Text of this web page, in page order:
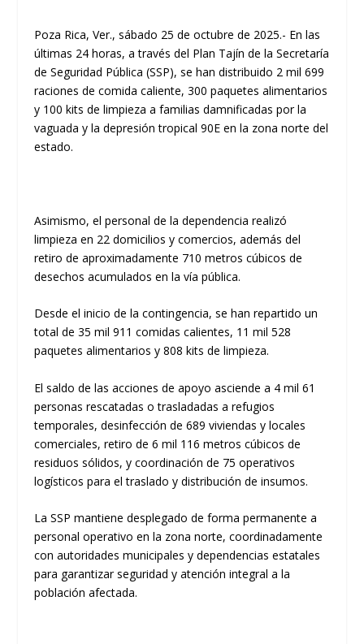
Poza Rica, Ver., sábado 25 de octubre de 2025.- En las
últimas 24 horas, a través del Plan Tajín de la Secretaría
de Seguridad Pública (SSP), se han distribuido 2 mil 699
raciones de comida caliente, 300 paquetes alimentarios
y 100 kits de limpieza a familias damnificadas por la
vaguada y la depresión tropical 90E en la zona norte del
estado.
Asimismo, el personal de la dependencia realizó
limpieza en 22 domicilios y comercios, además del
retiro de aproximadamente 710 metros cúbicos de
desechos acumulados en la vía pública.
Desde el inicio de la contingencia, se han repartido un
total de 35 mil 911 comidas calientes, 11 mil 528
paquetes alimentarios y 808 kits de limpieza.
El saldo de las acciones de apoyo asciende a 4 mil 61
personas rescatadas o trasladadas a refugios
temporales, desinfección de 689 viviendas y locales
comerciales, retiro de 6 mil 116 metros cúbicos de
residuos sólidos, y coordinación de 75 operativos
logísticos para el traslado y distribución de insumos.
La SSP mantiene desplegado de forma permanente a
personal operativo en la zona norte, coordinadamente
con autoridades municipales y dependencias estatales
para garantizar seguridad y atención integral a la
población afectada.